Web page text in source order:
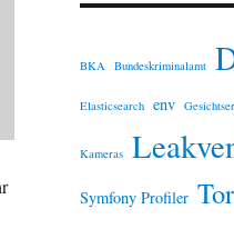
BKA Bundeskriminalamt
Elasticsearch env
Kameras
Symfony Profiler Tor